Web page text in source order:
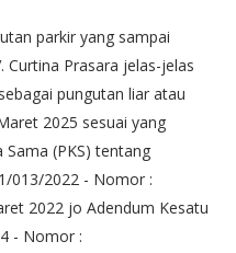
parkir yang sampai
Curtina Prasara jelas-jelas
pungutan liar atau
2025 sesuai yang
(PKS) tentang
013/2022 - Nomor :
2022 jo Adendum Kesatu
- Nomor :